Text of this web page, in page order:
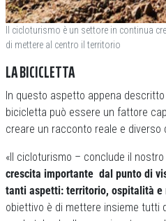
Il cicloturismo è un settore in continua
di mettere al centro il territorio
LA BICICLETTA
In questo aspetto appena descritto
bicicletta può essere un fattore
creare un racconto reale e diverso
«Il cicloturismo – conclude il
crescita importante dal punto di
tanti aspetti: territorio, ospitalità e
obiettivo è di mettere insieme tutti